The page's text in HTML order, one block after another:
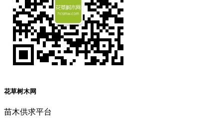
花草树木网
苗木供求平台